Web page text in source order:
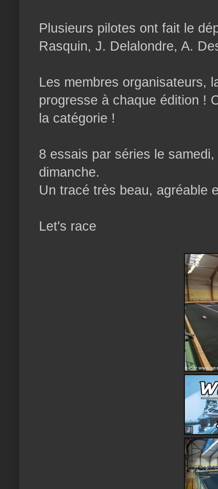
Plusieurs pilotes ont fait le
Rasquin, J. Delalondre, A.
Les membres organisateurs,
progresse à chaque édition !
la catégorie !
8 essais par séries le
dimanche.
Un tracé très beau, agréable
Let's race